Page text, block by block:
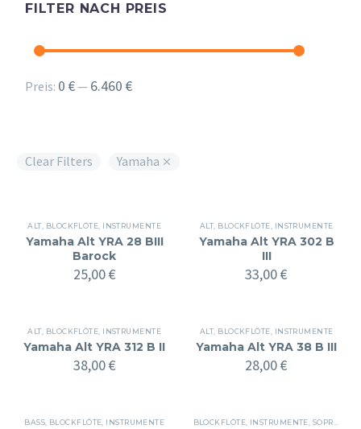
FILTER NACH PREIS
Min.
Max.
Preis: 0 €— 6.460 €
Clear Filters Yamaha
ALT BLOCKFLÖTE INSTRUMENTE
Yamaha Alt YRA 28 BIII
Barock
25,00€
ALT BLOCKFLÖTE INSTRUMENTE
Yamaha Alt YRA 302 B
III
33,00€
ALT BLOCKFLÖTE INSTRUMENTE
Yamaha Alt YRA 312 B II
38,00€
ALT BLOCKFLÖTE INSTRUMENTE
Yamaha Alt YRA 38 B III
28,00€
BASS BLOCKFLÖTE INSTRUMENTE BLOCKFLÖTE INSTRUMENTE SOPRAN